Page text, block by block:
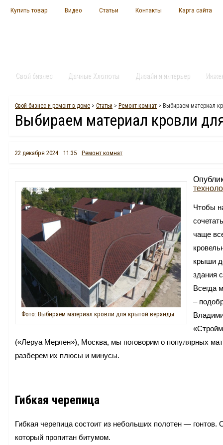
Купить товар Видео Статьи Контакты Карта сайта
Свой бизнес Дачные Хлопоты Дизайн и интерьер
Свой бизнес и ремонт в доме > Статьи > Ремонт комнат > Выбираем материал
Выбираем материал кровли
22 декабря 2024 11:35 Ремонт комнат
Фото: Выбираем материал кровли для крытой веранды
Чтобы
чаще
крыши
здания
Всегда
–
(«‎Леруа Мерлен»), Москва, мы поговорим о популярных
разберем их плюсы и минусы.
Гибкая черепица
Гибкая черепица состоит из небольших полотен —
который пропитан битумом.